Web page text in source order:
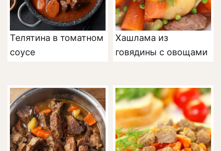
Телятина в томатном
соусе
Хашлама из
говядины с овощами